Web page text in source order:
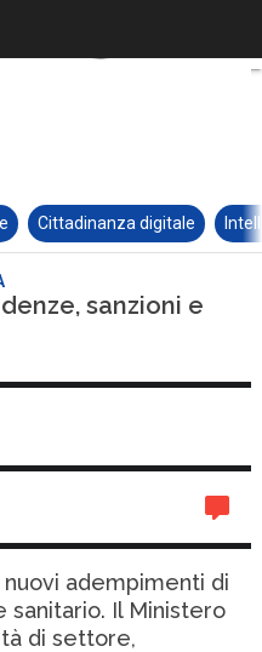
Cittadinanza digitale
sanzioni e
adempimenti di
Il Ministero
di settore,